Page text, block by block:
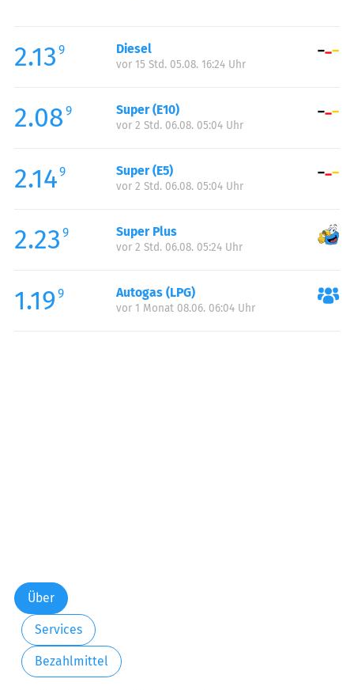
Mittwoch:
06:00-22:00
Donnerstag:
Samstag:
07:00-22:00
Sonntag:
2.13 9 Diesel
vor 15 Std. 05.08. 16:24 Uhr
2.08 9 Super (E10)
vor 2 Std. 06.08. 05:04 Uhr
2.149 Super (E5)
vor 2 Std. 06.08. 05:04 Uhr
2.23 9 Super Plus
vor 2 Std. 06.08. 05:24 Uhr
1.19 9 Autogas (LPG)
vor 1 Monat 08.06. 06:04 Uhr
Über
Services
Bezahlmittel